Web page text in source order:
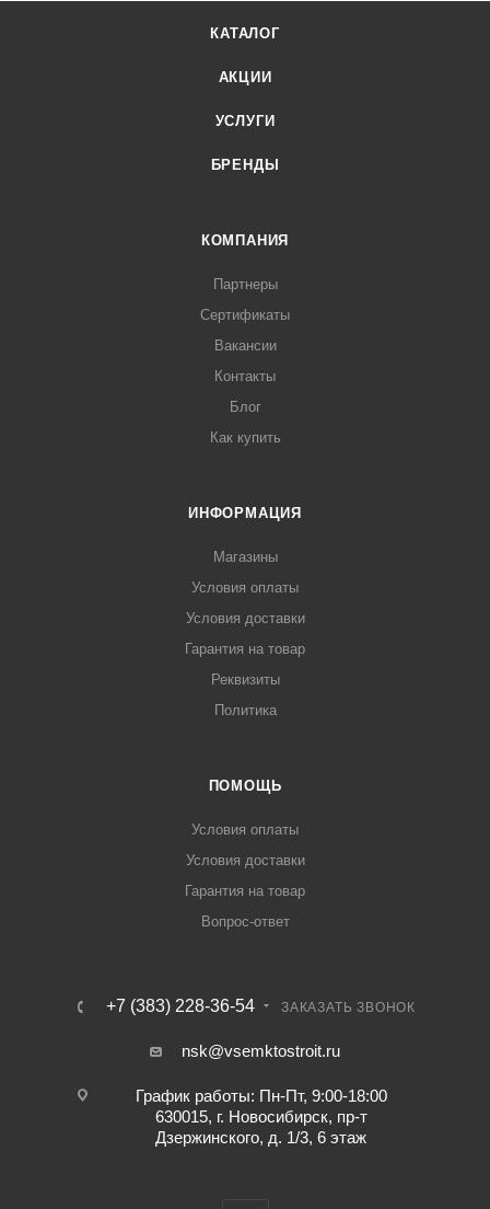
КАТАЛОГ
АКЦИИ
УСЛУГИ
БРЕНДЫ
КОМПАНИЯ
Партнеры
Сертификаты
Вакансии
Контакты
Блог
Как купить
ИНФОРМАЦИЯ
Магазины
Условия оплаты
Условия доставки
Гарантия на товар
Реквизиты
Политика
ПОМОЩЬ
Условия оплаты
Условия доставки
Гарантия на товар
Вопрос-ответ
+7 (383) 228-36-54 ЗАКАЗАТЬ ЗВОНОК
nsk@vsemktostroit.ru
График работы: Пн-Пт, 9:00-18:00
630015, г. Новосибирск, пр-т
Дзержинского, д. 1/3, 6 этаж